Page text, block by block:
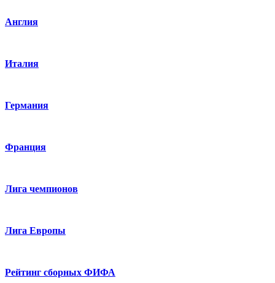
Англия
Италия
Германия
Франция
Лига чемпионов
Лига Европы
Рейтинг сборных ФИФА